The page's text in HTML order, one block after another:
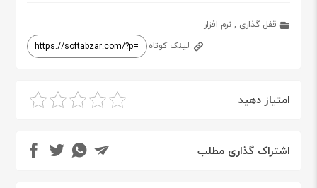
قفل گذاری ,نرم افزار
لینک کوتاه
امتیاز دهید
اشتراک گذاری مطلب